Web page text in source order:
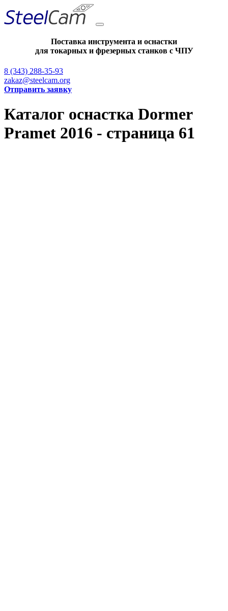
Поставка инструмента и оснастки
для токарных и фрезерных станков с ЧПУ
8 (343) 288-35-93
zakaz@steelcam.org
Отправить заявку
Каталог оснастка Dormer
Pramet 2016 - страница 61